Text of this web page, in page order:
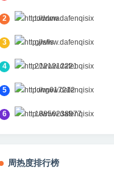
2 toddma
3 gjlsfls
4 2121212221
5 long617212
6 18856238977
周热度排行榜